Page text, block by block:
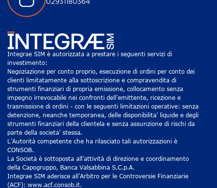
02931180364
Integrae SIM è autorizzata a prestare i seguenti servizi di
investimento:
Negoziazione per conto proprio, esecuzione di ordini per conto dei
clienti limitatamente alla sottoscrizione e compravendita di
strumenti finanziari di propria emissione, collocamento senza
impegno irrevocabile nei confronti dell'emittente, ricezione e
trasmissione di ordini - con le seguenti limitazioni operative: senza
detenzione, neanche temporanea, delle disponibilita' liquide e degli
strumenti finanziari della clientela e senza assunzione di rischi da
parte della societa' stessa.
L’Autorità competente che ha rilasciato tali autorizzazioni è
CONSOB.
La Società è sottoposta all’attività di direzione e coordinamento
della Capogruppo, Banca Valsabbina S.C.p.A.
Integrae SIM aderisce all’Arbitro per le Controversie Finanziarie
(ACF): www.acf.consob.it.